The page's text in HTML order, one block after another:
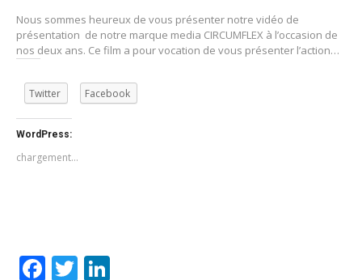
Nous sommes heureux de vous présenter notre vidéo de
présentation de notre marque media CIRCUMFLEX à l’occasion de
nos deux ans. Ce film a pour vocation de vous présenter l’action…
Twitter Facebook
WordPress:
chargement…
Facebook
Twitter